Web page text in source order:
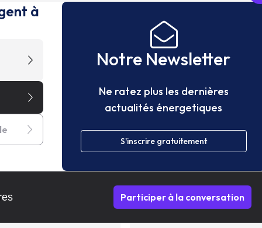
à
Notre Newsletter
Ne ratez plus les dernières
actualités énergetiques
S'inscrire gratuitement
Participer à la conversation